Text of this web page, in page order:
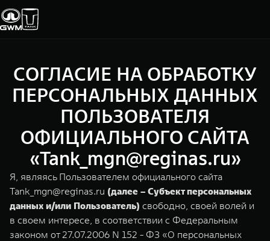
Модели
TANK 300
Следуй за открытиями
от 3 999 000 ₽
TANK 400
За пределы возможного
от 5 599 000 ₽
Покупателям
ВЫБОР АВТОМОБИЛЯ
Спецпредложения
Тест-драйв
Зарядные станции
Владельцам
ГАРАНТИЯ И ПОДДЕРЖКА
Гарантия
Помощь на дороге
СЕРВИС
Калькулятор ТО
О дилере
ИНФОРМАЦИЯ
О нас
GWM ТЕХ ДЕНЬ
Новости
СОГЛАСИЕ НА ОБРАБОТКУ
ПЕРСОНАЛЬНЫХ ДАННЫХ
ПОЛЬЗОВАТЕЛЯ
ОФИЦИАЛЬНОГО САЙТА
«Tank_mgn@reginas.ru»
Я, являясь Пользователем официального сайта
Tank_mgn@reginas.ru (далее – Субъект персональных
данных и/или Пользователь) свободно, своей волей и
в своем интересе, в соответствии с Федеральным
законом от 27.07.2006 N 152 - ФЗ «О персональных